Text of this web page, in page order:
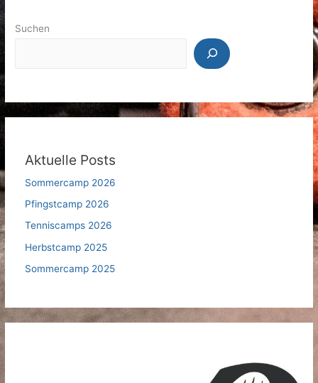
Suchen
Aktuelle Posts
Sommercamp 2026
Pfingstcamp 2026
Tenniscamps 2026
Herbstcamp 2025
Sommercamp 2025